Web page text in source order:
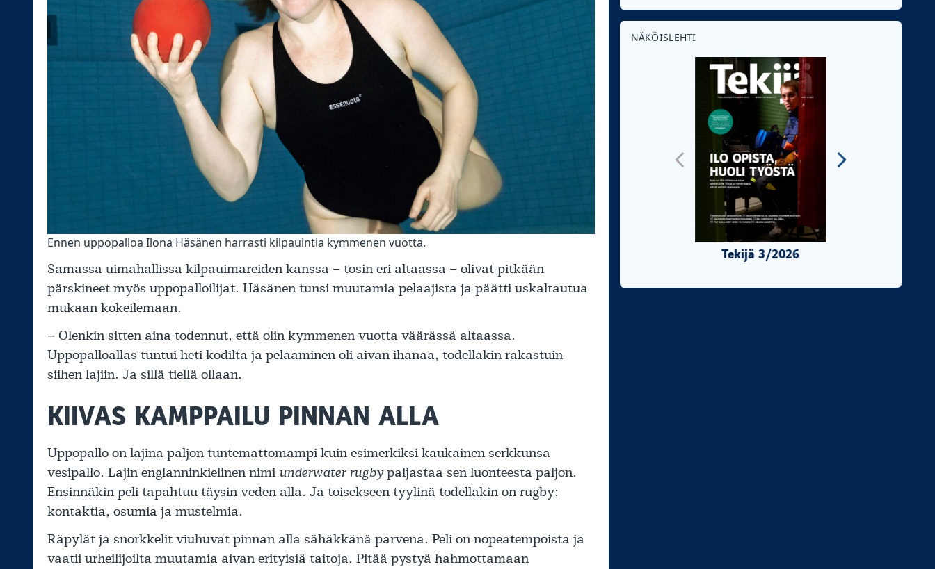
Ennen uppopalloa Ilona Häsänen harrasti kilpauintia kymmenen vuotta.
Samassa uimahallissa kilpauimareiden kanssa – tosin eri altaassa – olivat pitkään
pärskineet myös uppopalloilijat. Häsänen tunsi muutamia pelaajista ja päätti uskaltautua
mukaan kokeilemaan.
– Olenkin sitten aina todennut, että olin kymmenen vuotta väärässä altaassa.
Uppopalloallas tuntui heti kodilta ja pelaaminen oli aivan ihanaa, todellakin rakastuin
siihen lajiin. Ja sillä tiellä ollaan.
KIIVAS KAMPPAILU PINNAN ALLA
Uppopallo on lajina paljon tuntemattomampi kuin esimerkiksi kaukainen serkkunsa
vesipallo. Lajin englanninkielinen nimi underwater rugbypaljastaa sen luonteesta paljon.
Ensinnäkin peli tapahtuu täysin veden alla. Ja toisekseen tyylinä todellakin on rugby:
kontaktia, osumia ja mustelmia.
Räpylät ja snorkkelit viuhuvat pinnan alla sähäkkänä parvena. Peli on nopeatempoista ja
vaatii urheilijoilta muutamia aivan erityisiä taitoja. Pitää pystyä hahmottamaan
NÄKÖISLEHTI
Tekijä 3/2026